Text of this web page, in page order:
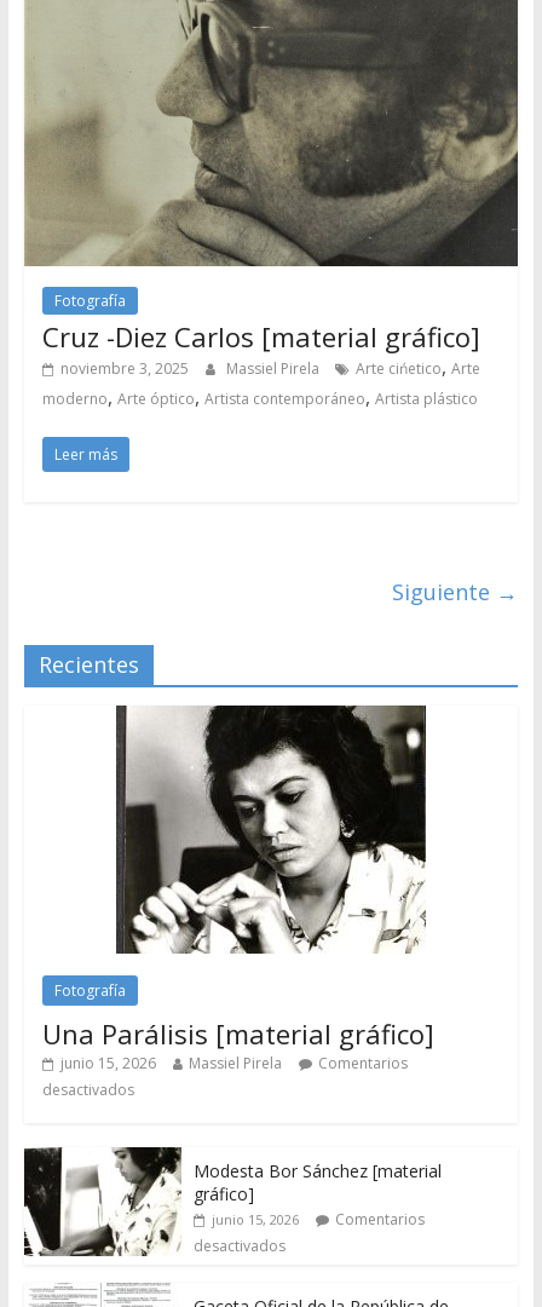
Fotografía
Cruz -Diez Carlos [material gráfico]
noviembre 3, 2025 Massiel Pirela Arte cińetico, Arte
moderno, Arte óptico, Artista contemporáneo, Artista plástico
Leer más
Siguiente →
Recientes
Fotografía
Una Parálisis [material gráfico]
junio 15, 2026 Massiel Pirela
Comentarios
desactivados
Modesta Bor Sánchez [material
gráfico]
junio 15, 2026
Comentarios
desactivados